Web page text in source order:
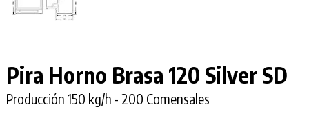
Pira Horno Brasa 120 Silver SD
Producción 150 kg/h - 200 Comensales